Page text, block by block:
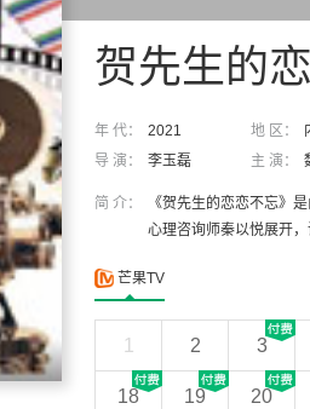
贺先生的
年 代： 2021 地 区：
导 演：
李玉磊 主 演：
简 介：
《贺先生的恋恋不忘》
心理咨询师秦以悦展开
芒果TV
1 2 3
18 19 20